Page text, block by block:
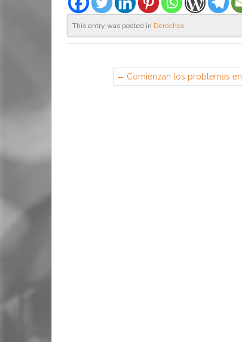
This entry was posted in Derechos.
Comienzan los problemas en
Milenium — CGT en Ericsson